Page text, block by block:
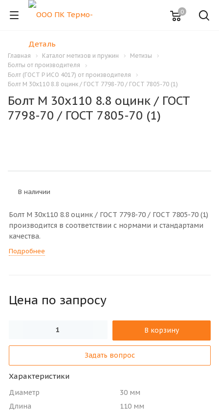
0
Главная Каталог метизов и пружин
Метизы
Болты от производителя
Болт (ГОСТ Р ИСО 4017) от производителя
Болт M 30x110 8.8 оцинк / ГОСТ 7798-70 / ГОСТ 7805-70 (1)
Болт M 30x110 8.8 оцинк / ГОСТ
7798-70 / ГОСТ 7805-70 (1)
В наличии
Болт M 30x110 8.8 оцинк / ГОСТ 7798-70 / ГОСТ 7805-70 (1)
производится в соответствии с нормами и стандартами
качества.
Подробнее
Цена по запросу
В корзину
Задать вопрос
Характеристики
Диаметр
30 мм
Длина
110 мм